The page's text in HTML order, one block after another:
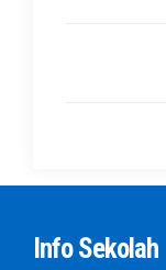
Info Sekolah